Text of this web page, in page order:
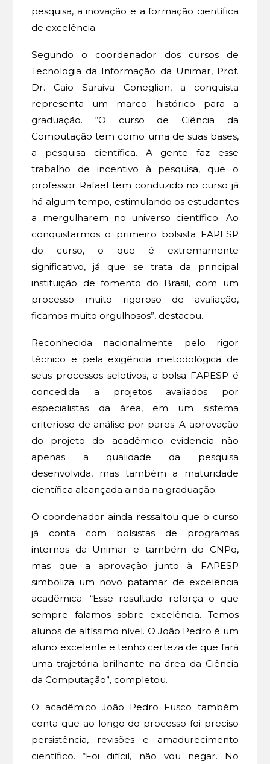
pesquisa, a inovação e a formação científica
de excelência.
Segundo o coordenador dos cursos de
Tecnologia da Informação da Unimar, Prof.
Dr. Caio Saraiva Coneglian, a conquista
representa um marco histórico para a
graduação. “O curso de Ciência da
Computação tem como uma de suas bases,
a pesquisa científica. A gente faz esse
trabalho de incentivo à pesquisa, que o
professor Rafael tem conduzido no curso já
há algum tempo, estimulando os estudantes
a mergulharem no universo científico. Ao
conquistarmos o primeiro bolsista FAPESP
do curso, o que é extremamente
significativo, já que se trata da principal
instituição de fomento do Brasil, com um
processo muito rigoroso de avaliação,
ficamos muito orgulhosos”, destacou.
Reconhecida nacionalmente pelo rigor
técnico e pela exigência metodológica de
seus processos seletivos, a bolsa FAPESP é
concedida a projetos avaliados por
especialistas da área, em um sistema
criterioso de análise por pares. A aprovação
do projeto do acadêmico evidencia não
apenas a qualidade da pesquisa
desenvolvida, mas também a maturidade
científica alcançada ainda na graduação.
O coordenador ainda ressaltou que o curso
já conta com bolsistas de programas
internos da Unimar e também do CNPq,
mas que a aprovação junto à FAPESP
simboliza um novo patamar de excelência
acadêmica. “Esse resultado reforça o que
sempre falamos sobre excelência. Temos
alunos de altíssimo nível. O João Pedro é um
aluno excelente e tenho certeza de que fará
uma trajetória brilhante na área da Ciência
da Computação”, completou.
O acadêmico João Pedro Fusco também
conta que ao longo do processo foi preciso
persistência, revisões e amadurecimento
científico. “Foi difícil, não vou negar. No